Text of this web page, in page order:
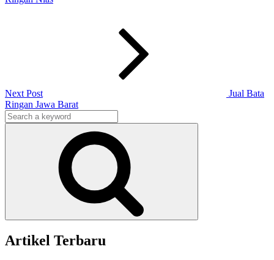
Next Post
Jual Bata
Ringan Jawa Barat
Search
for:
Search
Artikel Terbaru